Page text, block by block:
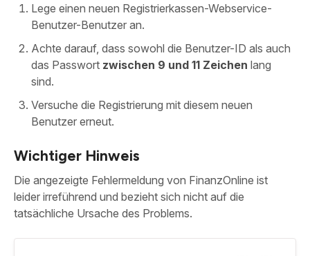
Lege einen neuen Registrierkassen-Webservice-
Benutzer-Benutzer an.
Achte darauf, dass sowohl die Benutzer-ID als auch
das Passwort zwischen 9 und 11 Zeichen lang
sind.
Versuche die Registrierung mit diesem neuen
Benutzer erneut.
Wichtiger Hinweis
Die angezeigte Fehlermeldung von FinanzOnline ist
leider irreführend und bezieht sich nicht auf die
tatsächliche Ursache des Problems.